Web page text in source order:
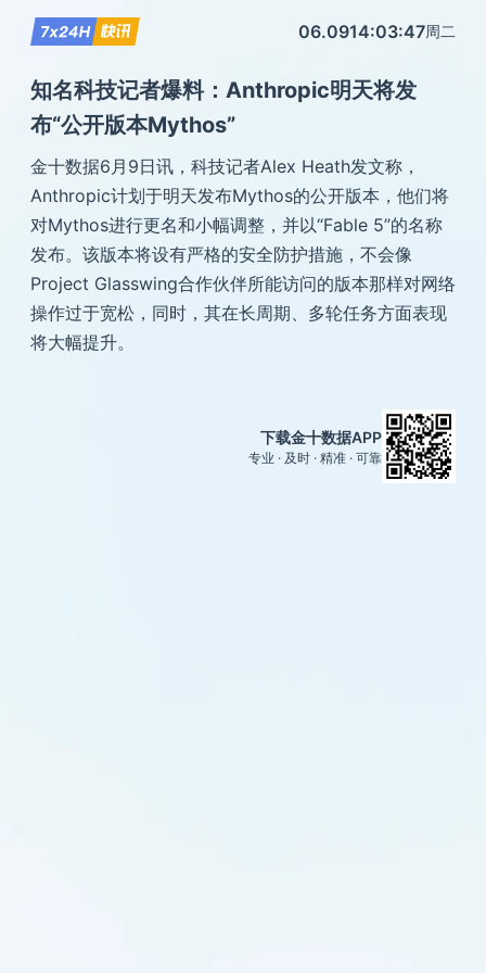
06.0914:03:47周二
知名科技记者爆料：Anthropic明天将发
布“公开版本Mythos”
金十数据6月9日讯，科技记者Alex Heath发文称，
Anthropic计划于明天发布Mythos的公开版本，他们将
对Mythos进行更名和小幅调整，并以“Fable 5”的名称
发布。该版本将设有严格的安全防护措施，不会像
Project Glasswing合作伙伴所能访问的版本那样对网络
操作过于宽松，同时，其在长周期、多轮任务方面表现
将大幅提升。
下载金十数据APP
专业 · 及时 · 精准 · 可靠